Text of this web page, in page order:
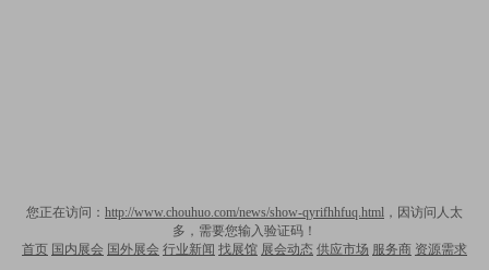
您正在访问： http://www.chouhuo.com/news/show-qyrifhhfuq.html ，因访问人太
多，需要您输入验证码！
首页 国内展会 国外展会 行业新闻 找展馆 展会动态 供应市场 服务商 资源需求